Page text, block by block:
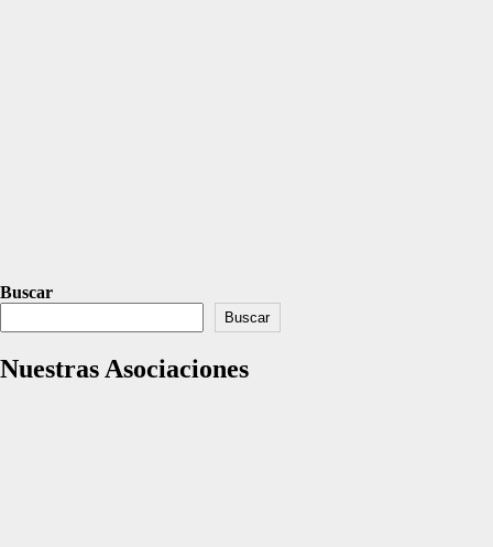
Buscar
Buscar
Nuestras Asociaciones